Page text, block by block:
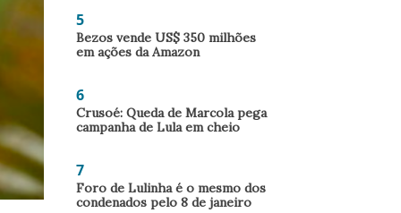
5
Bezos vende US$ 350 milhões
em ações da Amazon
6
Crusoé: Queda de Marcola pega
campanha de Lula em cheio
7
Foro de Lulinha é o mesmo dos
condenados pelo 8 de janeiro